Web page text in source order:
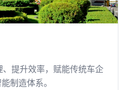
提升效率，赋能传统车企
制造体系。